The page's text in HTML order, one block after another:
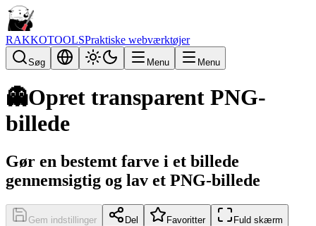
RAKKOTOOLSPraktiske webværktøjer
Søg Menu Menu
👻Opret transparent PNG-
billede
Gør en bestemt farve i et billede
gennemsigtig og lav et PNG-billede
Gem indstillinger Del Favoritter Fuld skærm